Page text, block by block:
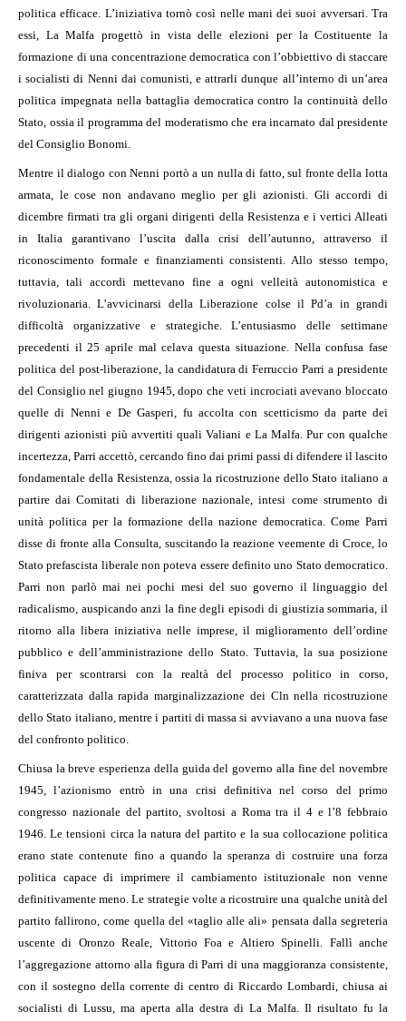
politica efficace. L’iniziativa tornò così nelle mani dei suoi avversari. Tra
essi, La Malfa progettò in vista delle elezioni per la Costituente la
formazione di una concentrazione democratica con l’obbiettivo di staccare
i socialisti di Nenni dai comunisti, e attrarli dunque all’interno di un’area
politica impegnata nella battaglia democratica contro la continuità dello
Stato, ossia il programma del moderatismo che era incarnato dal presidente
del Consiglio Bonomi.
Mentre il dialogo con Nenni portò a un nulla di fatto, sul fronte della lotta
armata, le cose non andavano meglio per gli azionisti. Gli accordi di
dicembre firmati tra gli organi dirigenti della Resistenza e i vertici Alleati
in Italia garantivano l’uscita dalla crisi dell’autunno, attraverso il
riconoscimento formale e finanziamenti consistenti. Allo stesso tempo,
tuttavia, tali accordi mettevano fine a ogni velleità autonomistica e
rivoluzionaria. L’avvicinarsi della Liberazione colse il Pd’a in grandi
difficoltà organizzative e strategiche. L’entusiasmo delle settimane
precedenti il 25 aprile mal celava questa situazione. Nella confusa fase
politica del post-liberazione, la candidatura di Ferruccio Parri a presidente
del Consiglio nel giugno 1945, dopo che veti incrociati avevano bloccato
quelle di Nenni e De Gasperi, fu accolta con scetticismo da parte dei
dirigenti azionisti più avvertiti quali Valiani e La Malfa. Pur con qualche
incertezza, Parri accettò, cercando fino dai primi passi di difendere il lascito
fondamentale della Resistenza, ossia la ricostruzione dello Stato italiano a
partire dai Comitati di liberazione nazionale, intesi come strumento di
unità politica per la formazione della nazione democratica. Come Parri
disse di fronte alla Consulta, suscitando la reazione veemente di Croce, lo
Stato prefascista liberale non poteva essere definito uno Stato democratico.
Parri non parlò mai nei pochi mesi del suo governo il linguaggio del
radicalismo, auspicando anzi la fine degli episodi di giustizia sommaria, il
ritorno alla libera iniziativa nelle imprese, il miglioramento dell’ordine
pubblico e dell’amministrazione dello Stato. Tuttavia, la sua posizione
finiva per scontrarsi con la realtà del processo politico in corso,
caratterizzata dalla rapida marginalizzazione dei Cln nella ricostruzione
dello Stato italiano, mentre i partiti di massa si avviavano a una nuova fase
del confronto politico.
Chiusa la breve esperienza della guida del governo alla fine del novembre
1945, l’azionismo entrò in una crisi definitiva nel corso del primo
congresso nazionale del partito, svoltosi a Roma tra il 4 e l’8 febbraio
1946. Le tensioni circa la natura del partito e la sua collocazione politica
erano state contenute fino a quando la speranza di costruire una forza
politica capace di imprimere il cambiamento istituzionale non venne
definitivamente meno. Le strategie volte a ricostruire una qualche unità del
partito fallirono, come quella del «taglio alle ali» pensata dalla segreteria
uscente di Oronzo Reale, Vittorio Foa e Altiero Spinelli. Fallì anche
l’aggregazione attorno alla figura di Parri di una maggioranza consistente,
con il sostegno della corrente di centro di Riccardo Lombardi, chiusa ai
socialisti di Lussu, ma aperta alla destra di La Malfa. Il risultato fu la